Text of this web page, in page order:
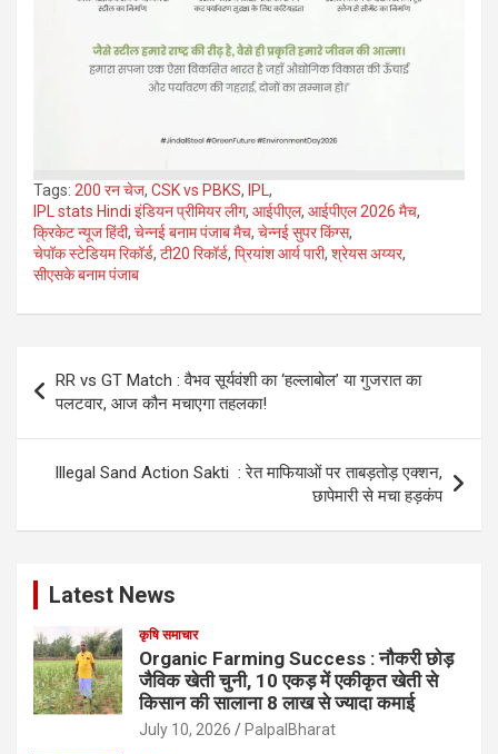
Tags: 200 रन चेज, CSK vs PBKS, IPL ,
IPL stats Hindi इंडियन प्रीमियर लीग, आईपीएल, आईपीएल 2026 मैच,
क्रिकेट न्यूज हिंदी, चेन्नई बनाम पंजाब मैच, चेन्नई सुपर किंग्स,
चेपॉक स्टेडियम रिकॉर्ड, टी20 रिकॉर्ड, प्रियांश आर्य पारी, श्रेयस अय्यर,
सीएसके बनाम पंजाब
navigation
RR vs GT Match : वैभव सूर्यवंशी का ‘हल्लाबोल’ या गुजरात का
पलटवार, आज कौन मचाएगा तहलका!
Illegal Sand Action Sakti : रेत माफियाओं पर ताबड़तोड़ एक्शन,
छापेमारी से मचा हड़कंप
Latest News
कृषि समाचार
Organic Farming Success : नौकरी छोड़
जैविक खेती चुनी, 10 एकड़ में एकीकृत खेती से
किसान की सालाना 8 लाख से ज्यादा कमाई
July 10, 2026 PalpalBharat